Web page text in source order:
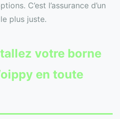
C’est l’assurance d’un
plus juste.
votre borne
en toute